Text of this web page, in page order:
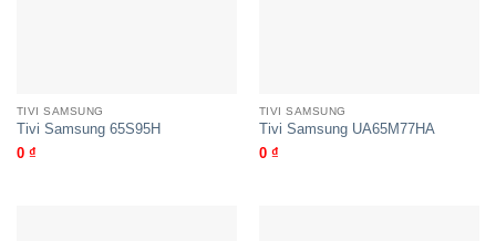
TIVI SAMSUNG
Tivi Samsung 65S95H
0 ₫
TIVI SAMSUNG
Tivi Samsung UA65M77HA
0 ₫